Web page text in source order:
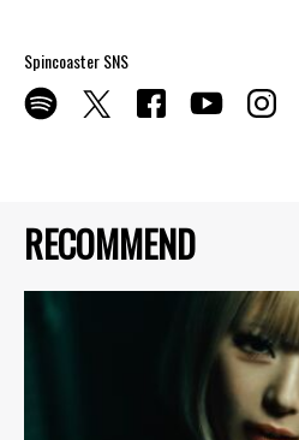
RECOMMEND
Spincoaster SNS